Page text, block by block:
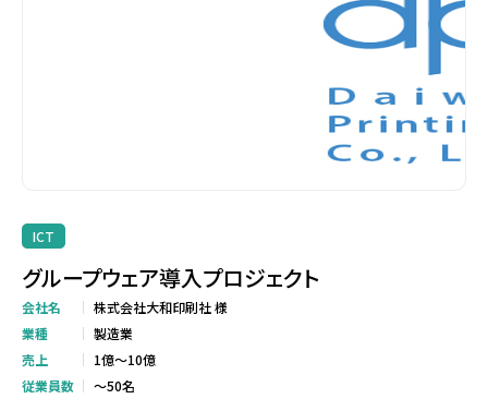
ICT
グループウェア導入プロジェクト
会社名
株式会社大和印刷社 様
業種
製造業
売上
1億～10億
従業員数
～50名